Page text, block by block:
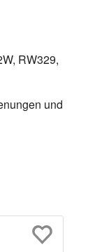
RW329,
und